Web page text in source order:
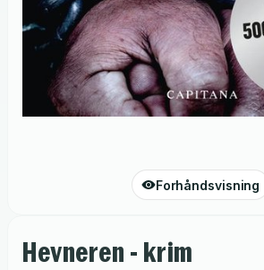
Forhåndsvisning
Hevneren - krim